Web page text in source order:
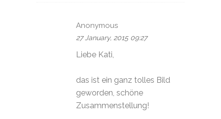
Anonymous
27 January, 2015 09:27
Liebe Kati,
das ist ein ganz tolles Bild
geworden, schöne
Zusammenstellung!